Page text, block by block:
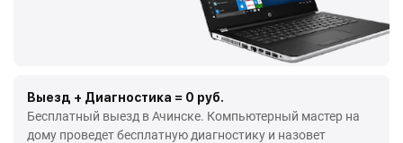
Выезд + Диагностика = 0 руб.
Бесплатный выезд в Ачинске. Компьютерный мастер на
дому проведет бесплатную диагностику и назовет